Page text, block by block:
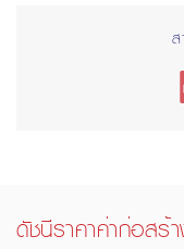
ดัชนีราคาค่าก่อสร้